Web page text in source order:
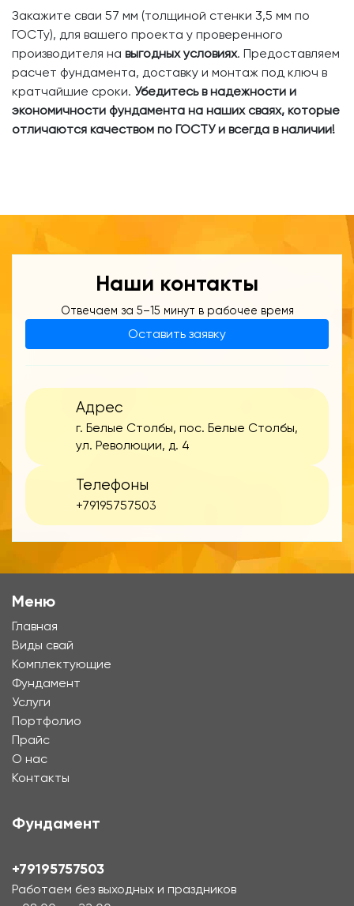
Закажите сваи 57 мм (толщиной стенки 3,5 мм по
ГОСТу), для вашего проекта у проверенного
производителя на выгодных условиях. Предоставляем
расчет фундамента, доставку и монтаж под ключ в
кратчайшие сроки. Убедитесь в надежности и
экономичности фундамента на наших сваях, которые
отличаются качеством по ГОСТУ и всегда в наличии!
Наши контакты
Отвечаем за 5–15 минут в рабочее время
Оставить заявку
Адрес
г. Белые Столбы, пос. Белые Столбы,
ул. Революции, д. 4
Телефоны
+79195757503
Меню
Главная
Виды свай
Комплектующие
Фундамент
Услуги
Портфолио
Прайс
О нас
Контакты
Фундамент
+79195757503
Работаем без выходных и праздников